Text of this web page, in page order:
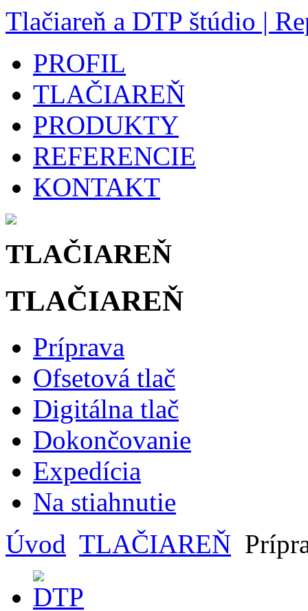
Tlačiareň a DTP štúdio |
PROFIL
TLAČIAREŇ
PRODUKTY
REFERENCIE
KONTAKT
TLAČIAREŇ
TLAČIAREŇ
Príprava
Ofsetová tlač
Digitálna tlač
Dokončovanie
Expedícia
Na stiahnutie
Úvod TLAČIAREŇ